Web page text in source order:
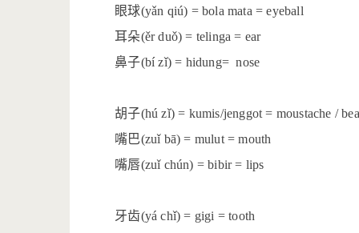
眼球(yǎn qiú) = bola mata = eyeball
耳朵(ěr duǒ) = telinga = ear
鼻子(bí zǐ) = hidung= nose
胡子(hú zǐ) = kumis/jenggot = moustache /
嘴巴(zuǐ bā) = mulut = mouth
嘴唇(zuǐ chún) = bibir = lips
牙齿(yá chǐ) = gigi = tooth